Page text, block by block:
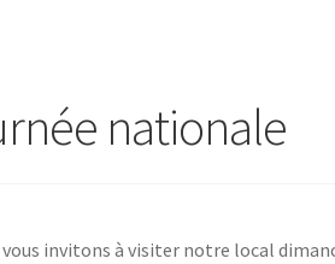
nationale
invitons à visiter notre local